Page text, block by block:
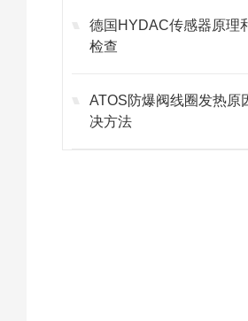
德国HYDAC传感器原理
检查
ATOS防爆阀线圈发热原
决方法